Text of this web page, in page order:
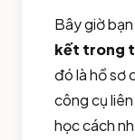
Bây giờ
kết trong
đó là hồ sơ
công cụ
học cách